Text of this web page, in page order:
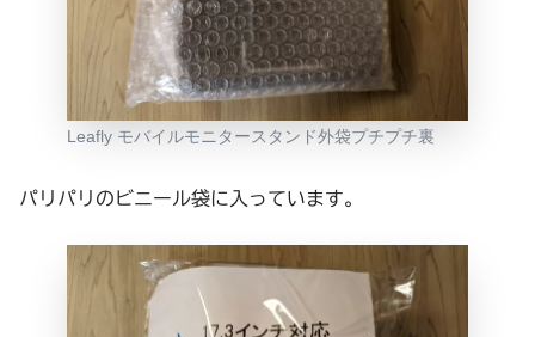
Leafly モバイルモニタースタンド外袋プチプチ裏
パリパリのビニール袋に入っています。